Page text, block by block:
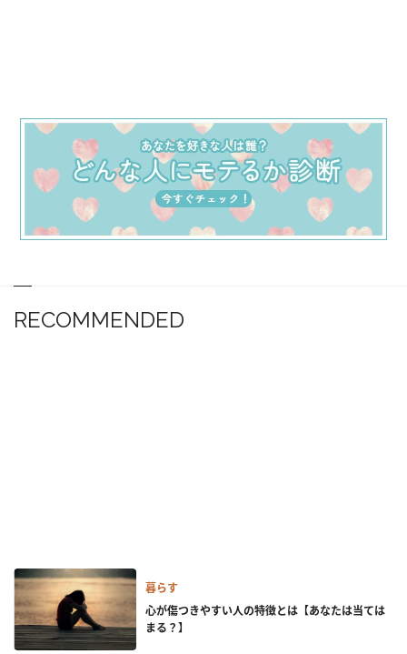
RECOMMENDED
暮らす
心が傷つきやすい人の特徴とは【あなたは当ては
まる？】